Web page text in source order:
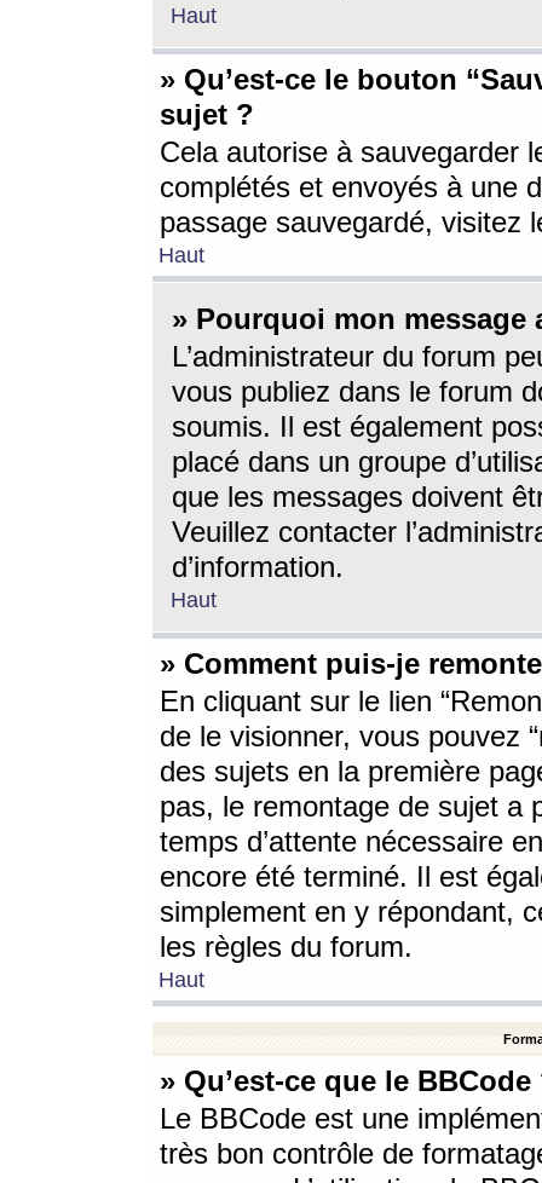
Haut
» Qu’est-ce le bouton
sujet ?
Cela autorise à sauvegarder
complétés et envoyés à une
passage sauvegardé, visitez
Haut
» Pourquoi mon message
L’administrateur du forum
vous publiez dans le forum
soumis. Il est également
placé dans un groupe
que les messages doivent
Veuillez contacter
d’information.
Haut
» Comment puis-je
En cliquant sur le lien
de le visionner, vous pouvez
des sujets en la première
pas, le remontage de sujet a
temps d’attente nécessaire
encore été terminé. Il est
simplement en y répondant,
les règles du forum.
Haut
» Qu’est-ce que le BBCode
Le BBCode est une
très bon contrôle de